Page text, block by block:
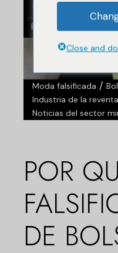
14
Ene
Moda falsificada /
Industria de la reventa
Noticias del sector
POR
DE
Close and